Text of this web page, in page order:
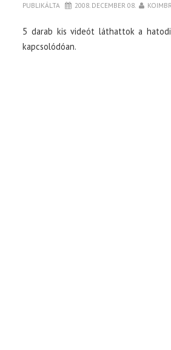
PUBLIKÁLTA 2008. DECEMBER 08.
5 darab kis videót láthattok a
kapcsolódóan.